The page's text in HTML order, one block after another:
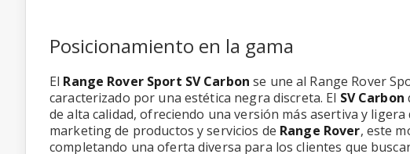
Posicionamiento en la gama
El Range Rover Sport SV Carbon se une al Range Rover
caracterizado por una estética negra discreta. El SV Carbon
de alta calidad, ofreciendo una versión más asertiva y ligera
marketing de productos y servicios de Range Rover, este
completando una oferta diversa para los clientes que